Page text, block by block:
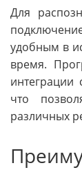
Для
удобным в
время.
что
различных